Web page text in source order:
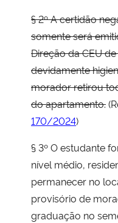
§ 2º A certidão
somente será
Direção da CEU
devidamente
morador retirou
do apartamento.
170/2024)
§ 3º O estudante
nível médio,
permanecer no
provisório de
graduação no